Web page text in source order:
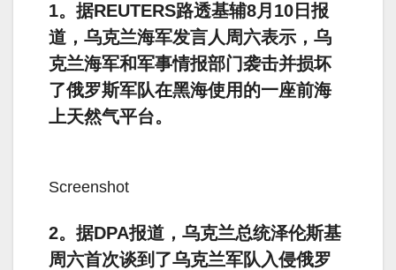
1。据REUTERS路透基辅8月10日报
道，乌克兰海军发言人周六表示，乌
克兰海军和军事情报部门袭击并损坏
了俄罗斯军队在黑海使用的一座前海
上天然气平台。
Screenshot
2。据DPA报道，乌克兰总统泽伦斯基
周六首次谈到了乌克兰军队入侵俄罗